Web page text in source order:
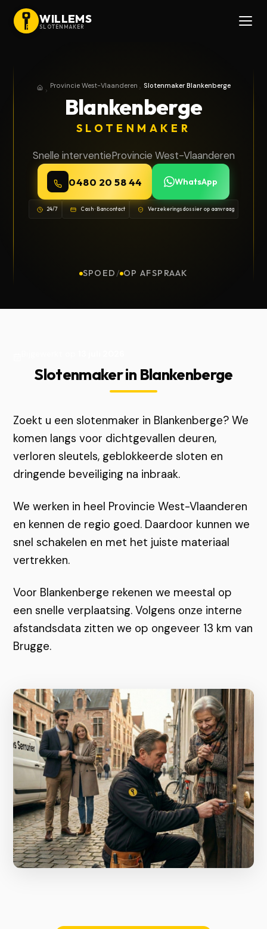
WILLEMS
SLOTENMAKER
HomeProvincie West-Vlaanderen
Provincie West-Vlaanderen Slotenmaker Blankenberge
Blankenberge
SLOTENMAKER
Snelle interventieProvincie West-Vlaanderen
0480 20 58 44 WhatsApp
24/7 Cash · Bancontact Verzekeringsdossier op aanvraag
SPOED / OP AFSPRAAK
Slotenmaker in Blankenberge
Zoekt u een slotenmaker in Blankenberge? We
komen langs voor dichtgevallen deuren,
verloren sleutels, geblokkeerde sloten en
dringende beveiliging na inbraak.
We werken in heel Provincie West-Vlaanderen
en kennen de regio goed. Daardoor kunnen we
snel schakelen en met het juiste materiaal
vertrekken.
Voor Blankenberge rekenen we meestal op
een snelle verplaatsing. Volgens onze interne
afstandsdata zitten we op ongeveer 13 km van
Brugge.